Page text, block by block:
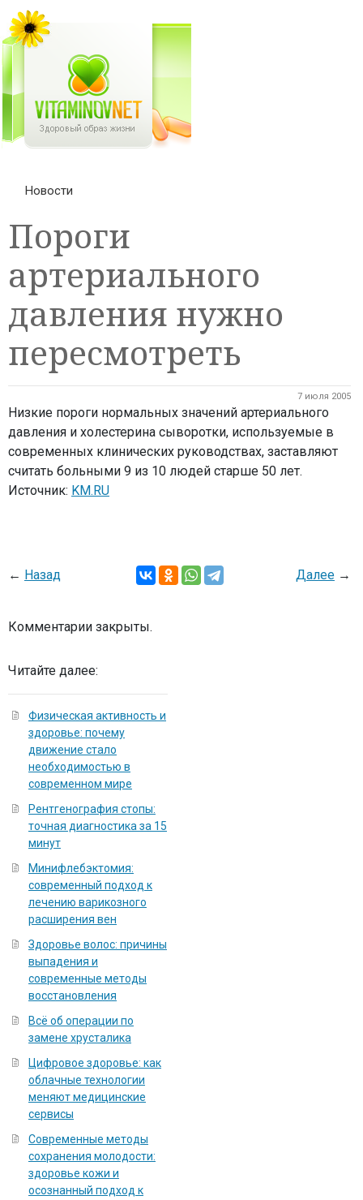
Новости
Пороги
артериального
давления нужно
пересмотреть
7 июля 2005
Низкие пороги нормальных значений артериального
давления и холестерина сыворотки, используемые в
современных клинических руководствах, заставляют
считать больными 9 из 10 людей старше 50 лет.
Источник: KM.RU
← Назад Далее →
Комментарии закрыты.
Читайте далее:
Физическая активность и
здоровье: почему
движение стало
необходимостью в
современном мире
Рентгенография стопы:
точная диагностика за 15
минут
Минифлебэктомия:
современный подход к
лечению варикозного
расширения вен
Здоровье волос: причины
выпадения и
современные методы
восстановления
Всё об операции по
замене хрусталика
Цифровое здоровье: как
облачные технологии
меняют медицинские
сервисы
Современные методы
сохранения молодости:
здоровье кожи и
осознанный подход к